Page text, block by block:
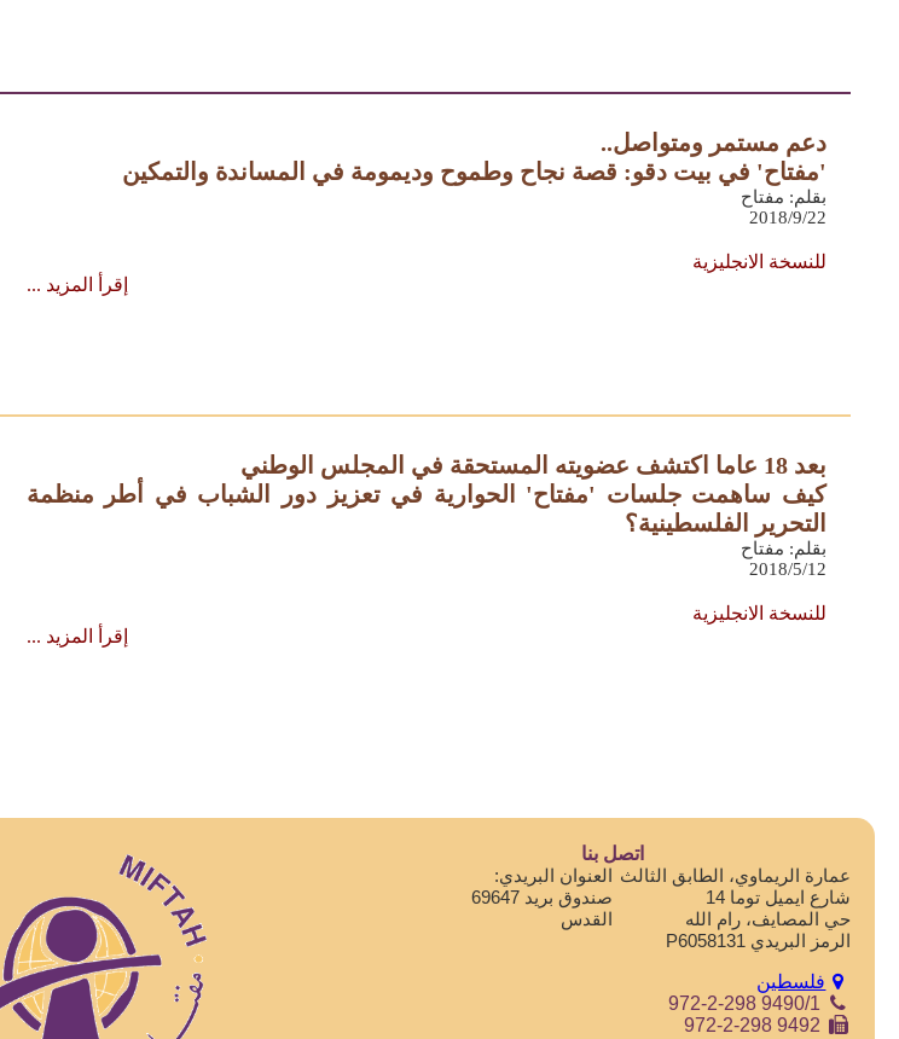
دعم مستمر ومتواصل..
'مفتاح' في بيت دقو: قصة نجاح وطموح وديمومة في المساندة والتمكين
بقلم: مفتاح
2018/9/22
للنسخة الانجليزية
إقرأ المزيد ...
بعد 18 عاما اكتشف عضويته المستحقة في المجلس الوطني
كيف ساهمت جلسات 'مفتاح' الحوارية في تعزيز دور الشباب في أطر منظمة
التحرير الفلسطينية؟
بقلم: مفتاح
2018/5/12
للنسخة الانجليزية
إقرأ المزيد ...
اتصل بنا
العنوان البريدي:
صندوق بريد 69647
القدس
عمارة الريماوي، الطابق الثالث
شارع ايميل توما 14
حي المصايف، رام الله
الرمز البريدي P6058131
فلسطين
972-2-298 9490/1
972-2-298 9492